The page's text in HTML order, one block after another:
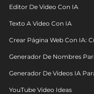
Editor De Video Con IA
Texto A Video Con IA
Crear Página Web Con IA:
Generador De Nombres
Generador De Videos IA
YouTube Video Ideas